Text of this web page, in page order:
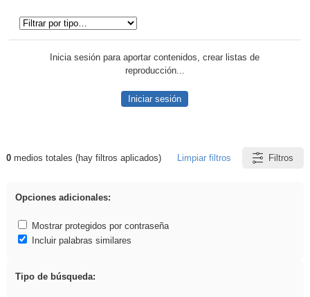
Inicia sesión para aportar contenidos, crear listas de
reproducción...
Iniciar sesión
Resultados de: Explorations
0medios totales (hay filtros aplicados) Limpiar filtros Filtros
Opciones adicionales:
Mostrar protegidos por contraseña
Incluir palabras similares
Tipo de búsqueda: